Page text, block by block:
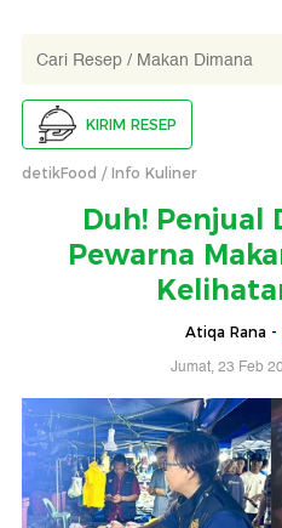
KIRIM RESEP
detikFood Info Kuliner
Duh! Penjual
Pewarna
Atiqa Rana -
Jumat, 23 Feb